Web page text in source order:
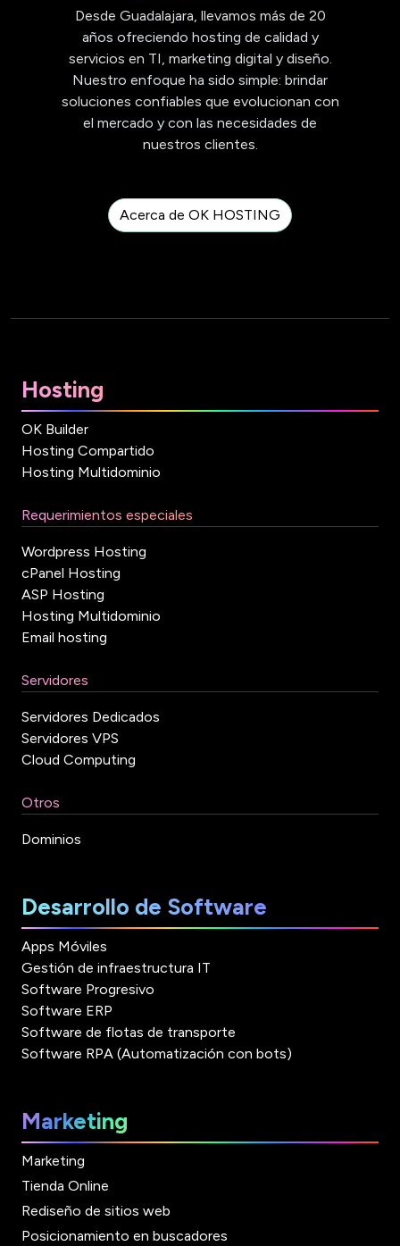
Desde Guadalajara, llevamos más de 20
años ofreciendo hosting de calidad y
servicios en TI, marketing digital y diseño.
Nuestro enfoque ha sido simple: brindar
soluciones confiables que evolucionan con
el mercado y con las necesidades de
nuestros clientes.
Acerca de OK HOSTING
Hosting
OK Builder
Hosting Compartido
Hosting Multidominio
Requerimientos especiales
Wordpress Hosting
cPanel Hosting
ASP Hosting
Hosting Multidominio
Email hosting
Servidores
Servidores Dedicados
Servidores VPS
Cloud Computing
Otros
Dominios
Desarrollo de Software
Apps Móviles
Gestión de infraestructura IT
Software Progresivo
Software ERP
Software de flotas de transporte
Software RPA (Automatización con bots)
Marketing
Marketing
Tienda Online
Rediseño de sitios web
Posicionamiento en buscadores